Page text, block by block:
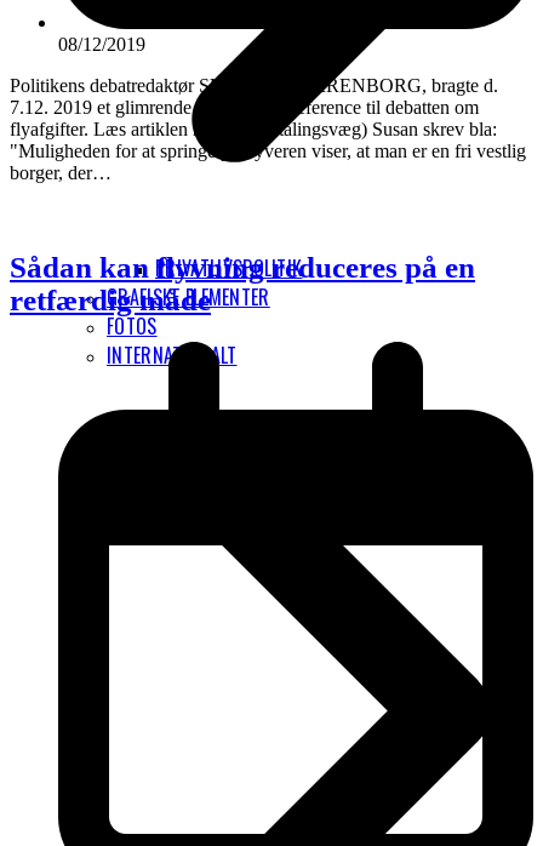
PRIVATLIVSPOLITIK
GRAFISKE ELEMENTER
FOTOS
INTERNATIONALT
08/12/2019
Politikens debatredaktør SUSAN KNORRENBORG, bragte d.
7.12. 2019 et glimrende indlæg med reference til debatten om
flyafgifter. Læs artiklen her (bag betalingsvæg) Susan skrev bla:
"Muligheden for at springe på flyveren viser, at man er en fri vestlig
borger, der…
Sådan kan flyvning reduceres på en
retfærdig måde